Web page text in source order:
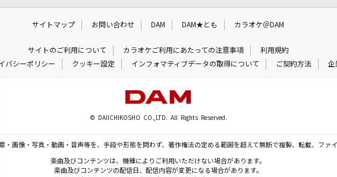
サイトマップ お問い合わせ DAM DAM★とも カラオケ＠DAM
サイトのご利用について カラオケご利用にあたっての注意事項
利用規約
バシーポリシー クッキー設定 インフォマティブデータの取得について ご契約方法 企
© DAIICHIKOSHO CO.,LTD. All Rights Reserved.
・画像・写真・動画・音声等を、手段や形態を問わず、著作権法の定める範囲を超えて無断で複製、転載、ファ
楽曲及びコンテンツは、機種によりご利用いただけない場合があります。
楽曲及びコンテンツの配信日、配信内容が変更になる場合があります。